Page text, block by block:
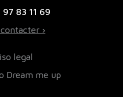
97 83 11 69
›
legal
Dream me up